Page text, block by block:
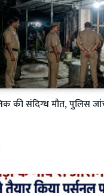
की संदिग्ध मौत, पुलिस